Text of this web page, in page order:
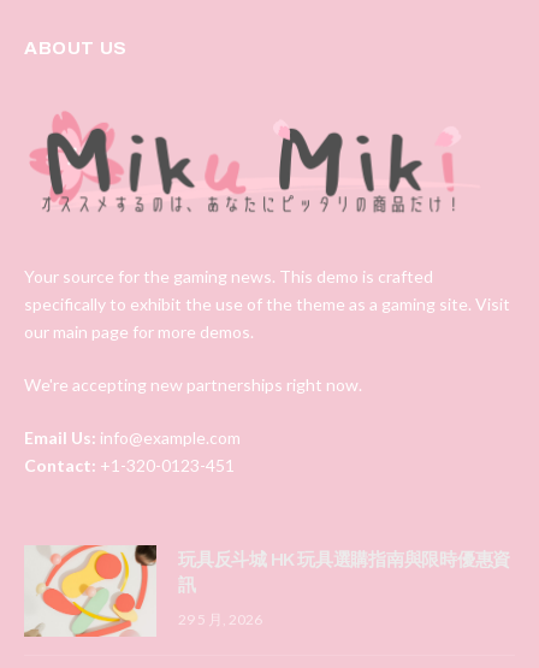
ABOUT US
Your source for the gaming news. This demo is crafted
specifically to exhibit the use of the theme as a gaming site. Visit
our main page for more demos.
We're accepting new partnerships right now.
Email Us: info@example.com
Contact: +1-320-0123-451
玩具反斗城 HK 玩具選購指南與限時優惠資
訊
29 5 月, 2026